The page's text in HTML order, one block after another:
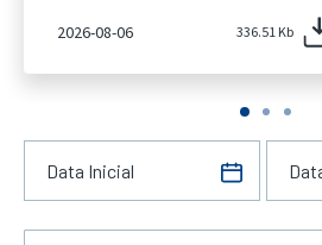
2026-08-06 336.51 Kb